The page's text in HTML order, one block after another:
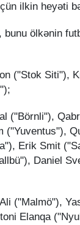
ilkin heyəti
ölkənin
("Stok Siti"),
("Börnli"),
("Yuventus"),
Erik Smit
Daniel
("Malmö"),
Elanqa